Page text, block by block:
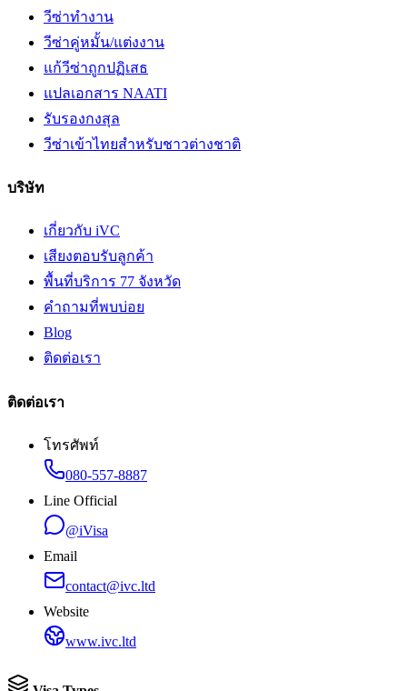
วีซ่าทำงาน
วีซ่าคู่หมั้น/แต่งงาน
แก้วีซ่าถูกปฏิเสธ
แปลเอกสาร NAATI
รับรองกงสุล
วีซ่าเข้าไทยสำหรับชาวต่างชาติ
บริษัท
เกี่ยวกับ iVC
เสียงตอบรับลูกค้า
พื้นที่บริการ 77 จังหวัด
คำถามที่พบบ่อย
Blog
ติดต่อเรา
ติดต่อเรา
โทรศัพท์
080-557-8887
Line Official
@iVisa
Email
contact@ivc.ltd
Website
www.ivc.ltd